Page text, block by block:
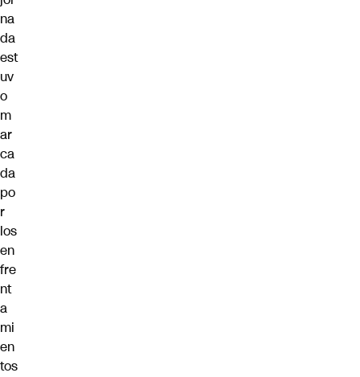
na
da
est
uv
o
m
ar
ca
da
po
r
los
en
fre
nt
a
mi
en
tos